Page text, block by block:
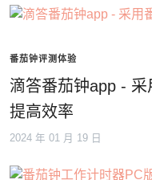
番茄钟评测体验
滴答番茄钟app - 采
提高效率
2024 年 01 月 19 日